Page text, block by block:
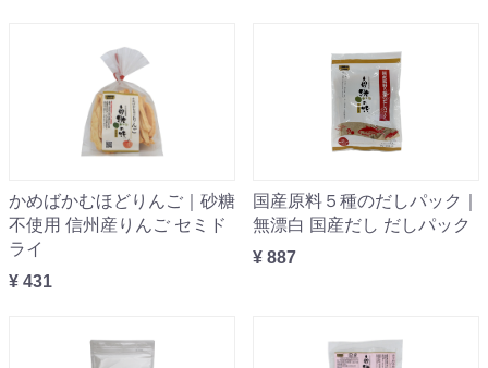
かめばかむほどりんご｜砂糖
不使用 信州産りんご セミド
ライ
¥ 431
国産原料５種のだしパック｜
無漂白 国産だし だしパック
¥ 887